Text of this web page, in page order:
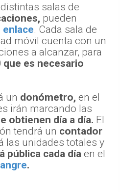
salas de
pueden
enlace. Cada sala de
móvil cuenta con un
a alcanzar, para
es necesario
un donómetro, en el
irán marcando las
obtienen día a día. El
tendrá un contador
las unidades totales y
pública cada día en el
.